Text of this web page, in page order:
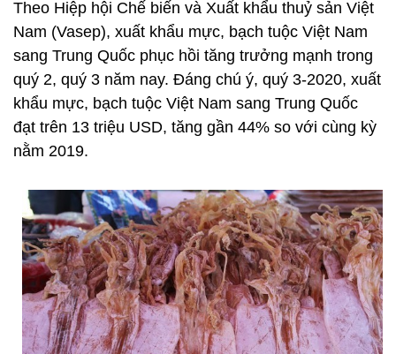
Theo Hiệp hội Chế biến và Xuất khẩu thuỷ sản Việt
Nam (Vasep), xuất khẩu mực, bạch tuộc Việt Nam
sang Trung Quốc phục hồi tăng trưởng mạnh trong
quý 2, quý 3 năm nay. Đáng chú ý, quý 3-2020, xuất
khẩu mực, bạch tuộc Việt Nam sang Trung Quốc
đạt trên 13 triệu USD, tăng gần 44% so với cùng kỳ
nằm 2019.